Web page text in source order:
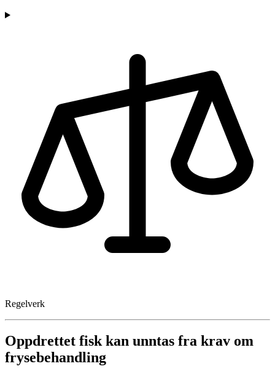
Regelverk
Oppdrettet fisk kan unntas fra krav om
frysebehandling